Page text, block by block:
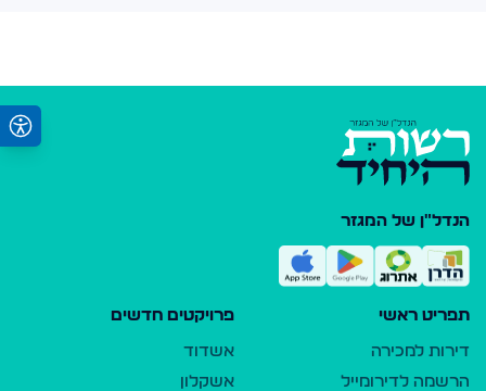
הנדל"ן של המגזר
תפריט ראשי
דירות למכירה
הרשמה לדירומייל
פרויקטים חדשים
אשדוד
אשקלון